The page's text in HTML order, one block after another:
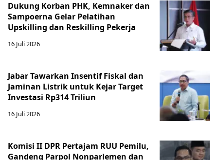
Dukung Korban PHK, Kemnaker dan
Sampoerna Gelar Pelatihan
Upskilling dan Reskilling Pekerja
16 Juli 2026
Jabar Tawarkan Insentif Fiskal dan
Jaminan Listrik untuk Kejar Target
Investasi Rp314 Triliun
16 Juli 2026
Komisi II DPR Pertajam RUU Pemilu,
Gandeng Parpol Nonparlemen dan